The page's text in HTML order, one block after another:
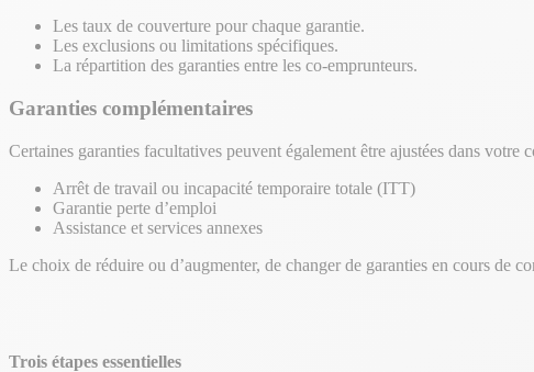
Les taux de couverture pour chaque garantie.
Les exclusions ou limitations spécifiques.
La répartition des garanties entre les co-emprunteurs.
Garanties complémentaires
Certaines garanties facultatives peuvent également être ajustées dans votre
Arrêt de travail ou incapacité temporaire totale (ITT)
Garantie perte d’emploi
Assistance et services annexes
Le choix de réduire ou d’augmenter, de changer de garanties en cours de
Trois étapes essentielles